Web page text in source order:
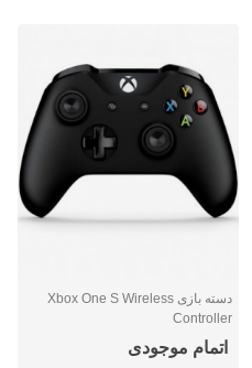
دسته بازی Xbox One S Wireless
Controller
اتمام موجودی